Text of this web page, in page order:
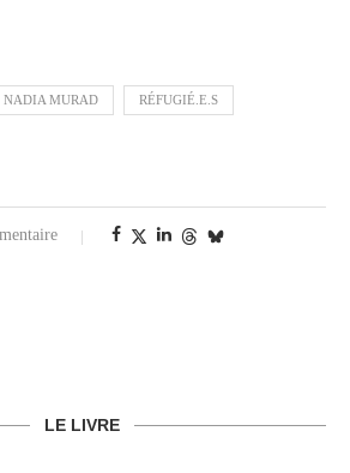
NADIA MURAD RÉFUGIÉ.E.S
LE LIVRE